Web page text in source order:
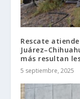
Rescate
más resultan
5 septiembre, 2025